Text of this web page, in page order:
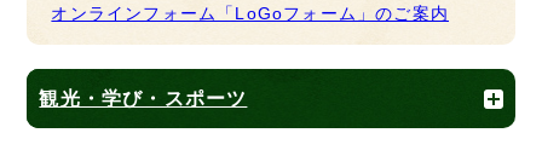
オンラインフォーム「LoGoフォーム」のご案内
観光・学び・スポーツ